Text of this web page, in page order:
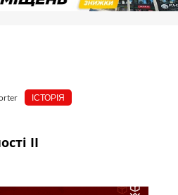
ІСТОРІЯ
ІІ